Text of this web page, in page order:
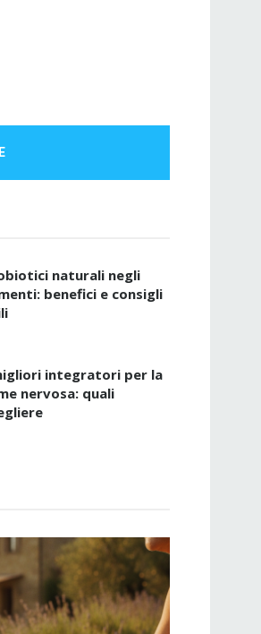
naturali negli
benefici e consigli
integratori per la
nervosa: quali